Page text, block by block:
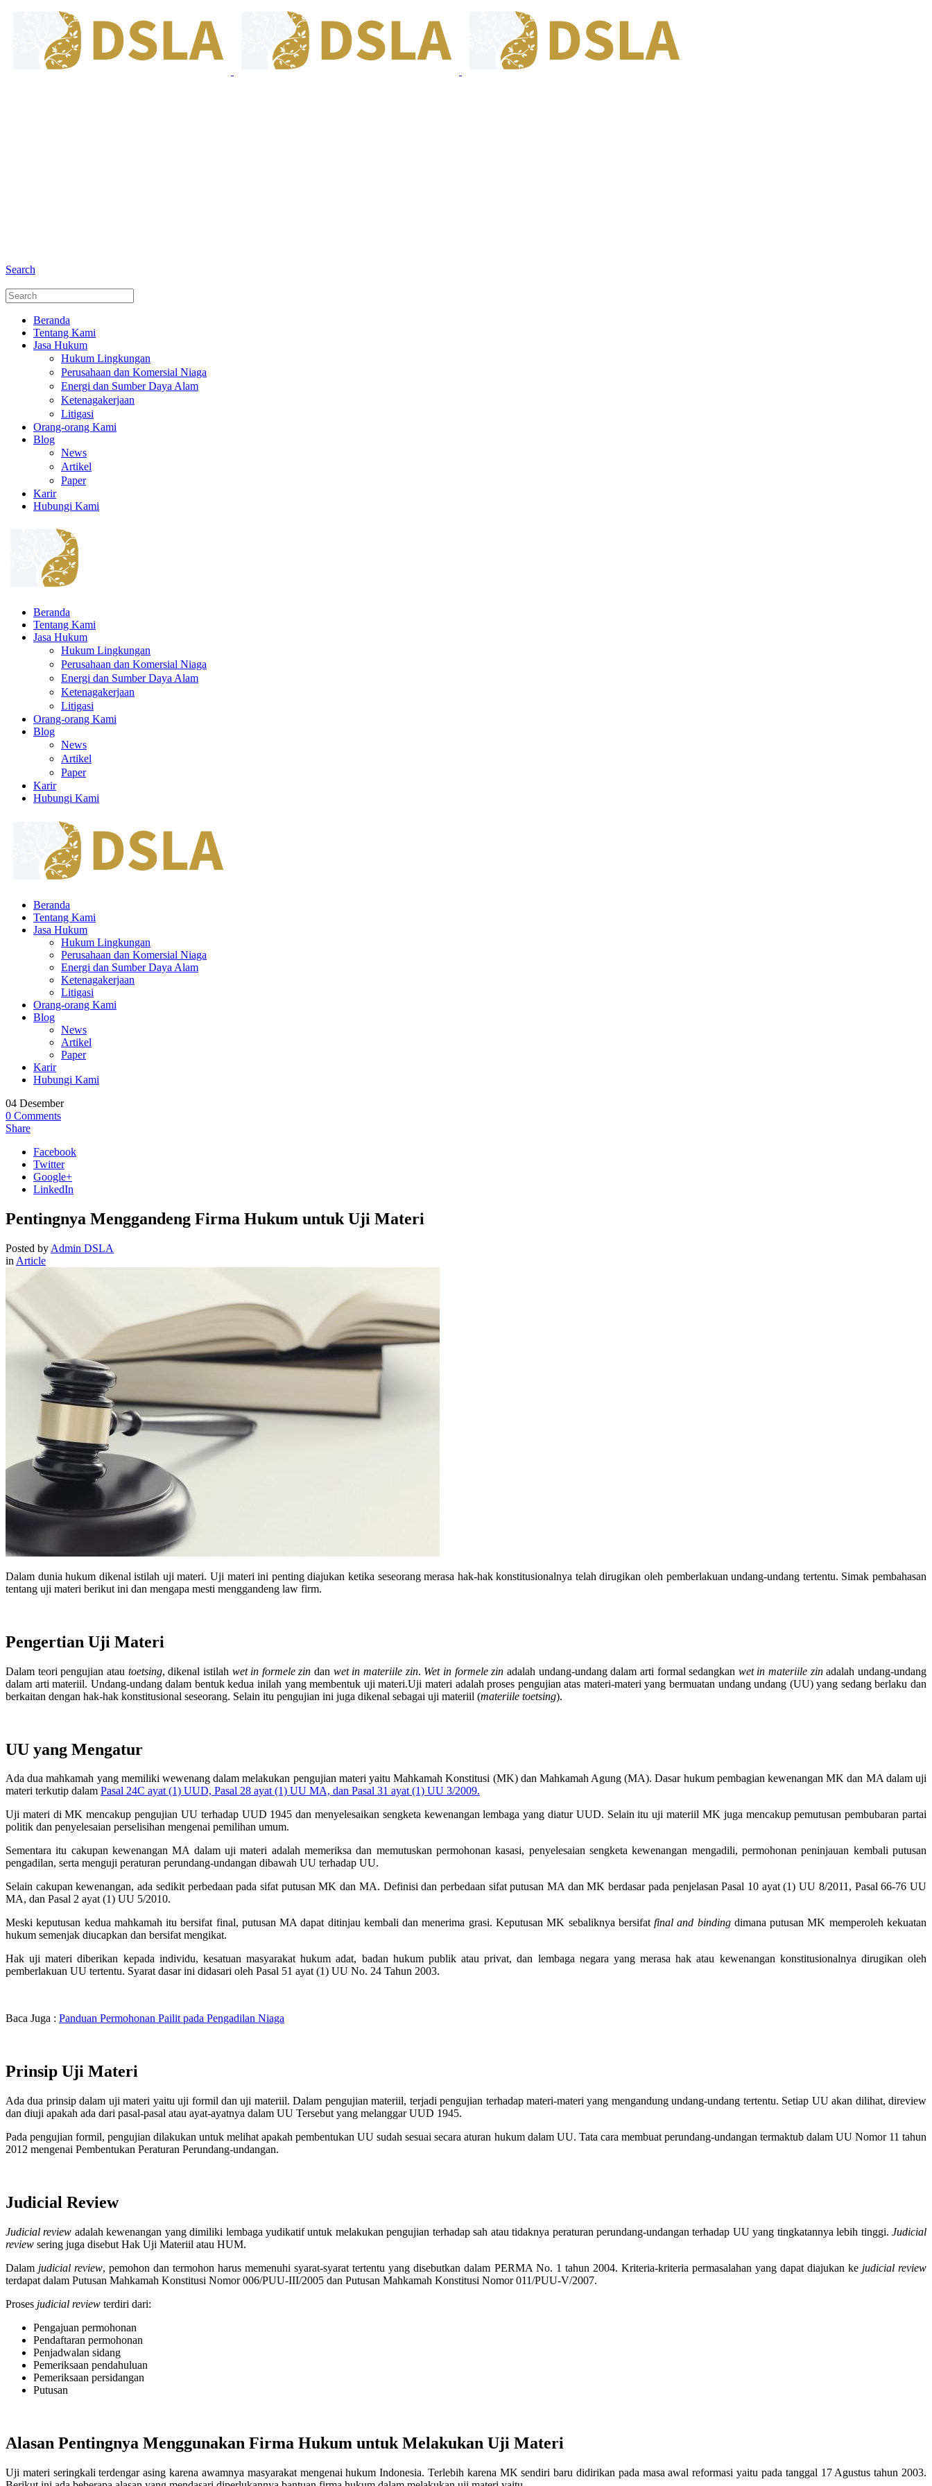
Search
Beranda
Tentang Kami
Jasa Hukum
Hukum Lingkungan
Perusahaan dan Komersial Niaga
Energi dan Sumber Daya Alam
Ketenagakerjaan
Litigasi
Orang-orang Kami
Blog
News
Artikel
Paper
Karir
Hubungi Kami
Beranda
Tentang Kami
Jasa Hukum
Hukum Lingkungan
Perusahaan dan Komersial Niaga
Energi dan Sumber Daya Alam
Ketenagakerjaan
Litigasi
Orang-orang Kami
Blog
News
Artikel
Paper
Karir
Hubungi Kami
Beranda
Tentang Kami
Jasa Hukum
Hukum Lingkungan
Perusahaan dan Komersial Niaga
Energi dan Sumber Daya Alam
Ketenagakerjaan
Litigasi
Orang-orang Kami
Blog
News
Artikel
Paper
Karir
Hubungi Kami
04 Desember
0 Comments
Share
Facebook
Twitter
Google+
LinkedIn
Pentingnya Menggandeng Firma Hukum untuk Uji Materi
Posted by Admin DSLA
in Article
Dalam dunia hukum dikenal istilah uji materi. Uji materi ini penting diajukan ketika seseorang merasa hak-hak konstitusionalnya telah dirugikan oleh pemberlakuan undang-undang tertentu. Simak pembahasan
tentang uji materi berikut ini dan mengapa mesti menggandeng law firm.
Pengertian Uji Materi
Dalam teori pengujian atau toetsing, dikenal istilah wet in formele zin dan wet in materiile zin. Wet in formele zin adalah undang-undang dalam arti formal sedangkan wet in materiile zinadalah undang-undang
dalam arti materiil. Undang-undang dalam bentuk kedua inilah yang membentuk uji materi.Uji materi adalah proses pengujian atas materi-materi yang bermuatan undang undang (UU) yang sedang berlaku dan
berkaitan dengan hak-hak konstitusional seseorang. Selain itu pengujian ini juga dikenal sebagai uji materiil (materiile toetsing).
UU yang Mengatur
Ada dua mahkamah yang memiliki wewenang dalam melakukan pengujian materi yaitu Mahkamah Konstitusi (MK) dan Mahkamah Agung (MA). Dasar hukum pembagian kewenangan MK dan MA dalam uji
materi terkutip dalam Pasal 24C ayat (1) UUD, Pasal 28 ayat (1) UU MA, dan Pasal 31 ayat (1) UU 3/2009.
Uji materi di MK mencakup pengujian UU terhadap UUD 1945 dan menyelesaikan sengketa kewenangan lembaga yang diatur UUD. Selain itu uji materiil MK juga mencakup pemutusan pembubaran partai
politik dan penyelesaian perselisihan mengenai pemilihan umum.
Sementara itu cakupan kewenangan MA dalam uji materi adalah memeriksa dan memutuskan permohonan kasasi, penyelesaian sengketa kewenangan mengadili, permohonan peninjauan kembali putusan
pengadilan, serta menguji peraturan perundang-undangan dibawah UU terhadap UU.
Selain cakupan kewenangan, ada sedikit perbedaan pada sifat putusan MK dan MA. Definisi dan perbedaan sifat putusan MA dan MK berdasar pada penjelasan Pasal 10 ayat (1) UU 8/2011, Pasal 66-76 UU
MA, dan Pasal 2 ayat (1) UU 5/2010.
Meski keputusan kedua mahkamah itu bersifat final, putusan MA dapat ditinjau kembali dan menerima grasi. Keputusan MK sebaliknya bersifatfinal and bindingdimana putusan MK memperoleh kekuatan
hukum semenjak diucapkan dan bersifat mengikat.
Hak uji materi diberikan kepada individu, kesatuan masyarakat hukum adat, badan hukum publik atau privat, dan lembaga negara yang merasa hak atau kewenangan konstitusionalnya dirugikan oleh
pemberlakuan UU tertentu. Syarat dasar ini didasari oleh Pasal 51 ayat (1) UU No. 24 Tahun 2003.
Baca Juga : Panduan Permohonan Pailit pada Pengadilan Niaga
Prinsip Uji Materi
Ada dua prinsip dalam uji materi yaitu uji formil dan uji materiil. Dalam pengujian materiil, terjadi pengujian terhadap materi-materi yang mengandung undang-undang tertentu. Setiap UU akan dilihat, direview
dan diuji apakah ada dari pasal-pasal atau ayat-ayatnya dalam UU Tersebut yang melanggar UUD 1945.
Pada pengujian formil, pengujian dilakukan untuk melihat apakah pembentukan UU sudah sesuai secara aturan hukum dalam UU. Tata cara membuat perundang-undangan termaktub dalam UU Nomor 11 tahun
2012 mengenai Pembentukan Peraturan Perundang-undangan.
Judicial Review
Judicial review adalah kewenangan yang dimiliki lembaga yudikatif untuk melakukan pengujian terhadap sah atau tidaknya peraturan perundang-undangan terhadap UU yang tingkatannya lebih tinggi.Judicial
review sering juga disebut Hak Uji Materiil atau HUM.
Dalam judicial review, pemohon dan termohon harus memenuhi syarat-syarat tertentu yang disebutkan dalam PERMA No. 1 tahun 2004. Kriteria-kriteria permasalahan yang dapat diajukan ke judicial review
terdapat dalam Putusan Mahkamah Konstitusi Nomor 006/PUU-III/2005 dan Putusan Mahkamah Konstitusi Nomor 011/PUU-V/2007.
Proses judicial review terdiri dari:
Pengajuan permohonan
Pendaftaran permohonan
Penjadwalan sidang
Pemeriksaan pendahuluan
Pemeriksaan persidangan
Putusan
Alasan Pentingnya Menggunakan Firma Hukum untuk Melakukan Uji Materi
Uji materi seringkali terdengar asing karena awamnya masyarakat mengenai hukum Indonesia. Terlebih karena MK sendiri baru didirikan pada masa awal reformasi yaitu pada tanggal 17 Agustus tahun 2003.